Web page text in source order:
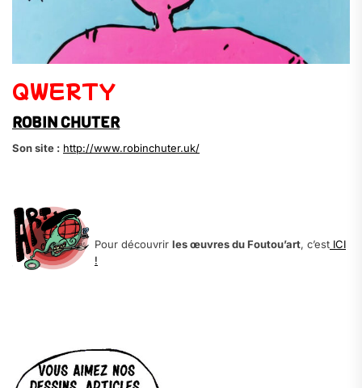
QWERTY
ROBIN CHUTER
Son site : http://www.robinchuter.uk/
Pour découvrir les œuvres du Foutou’art, c’est ICI
!